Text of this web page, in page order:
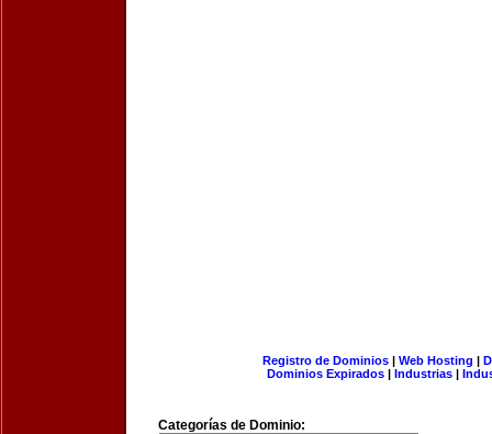
Registro de Dominios| Web Hosting |
Dominios Expirados | Industrias |
Categorías de Dominio: